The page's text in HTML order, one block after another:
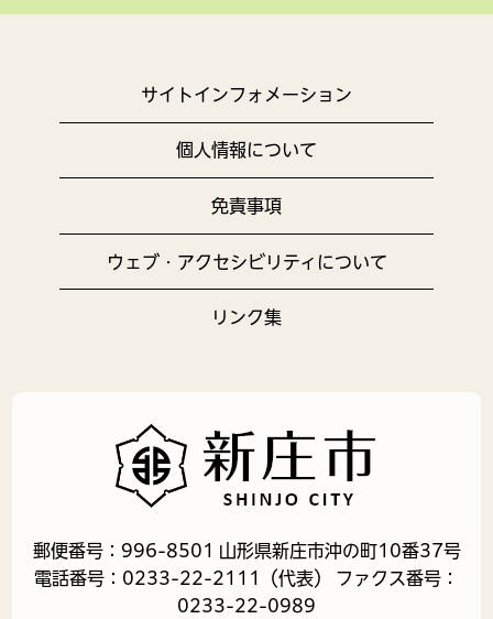
サイトインフォメーション
個人情報について
免責事項
ウェブ・アクセシビリティについて
リンク集
郵便番号：996-8501 山形県新庄市沖の町10番37号
電話番号：0233-22-2111（代表） ファクス番号：
0233-22-0989